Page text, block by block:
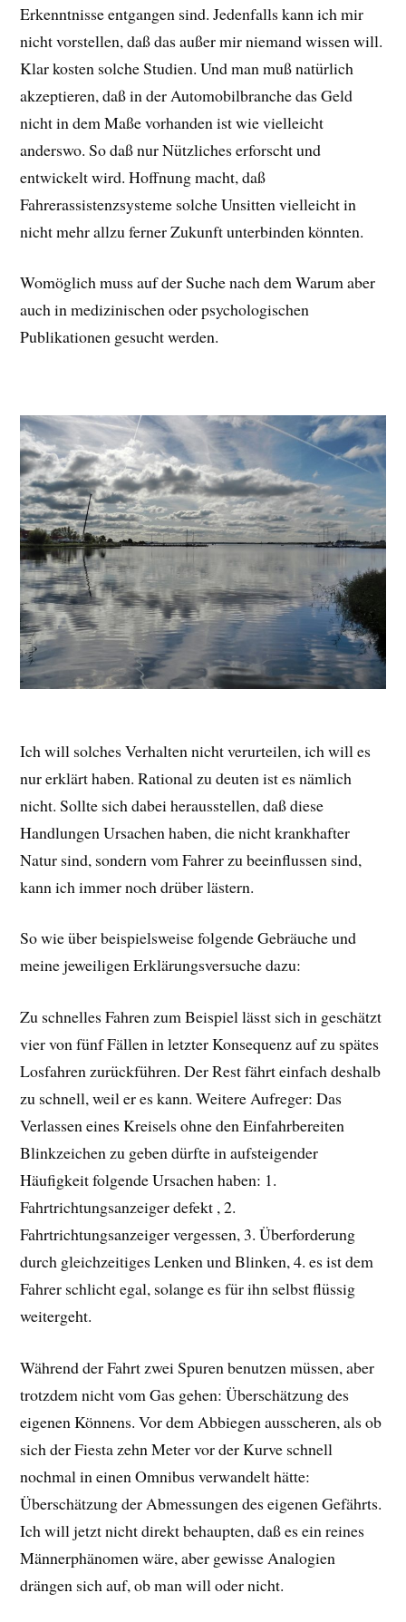
Erkenntnisse entgangen sind. Jedenfalls kann ich mir
nicht vorstellen, daß das außer mir niemand wissen will.
Klar kosten solche Studien. Und man muß natürlich
akzeptieren, daß in der Automobilbranche das Geld
nicht in dem Maße vorhanden ist wie vielleicht
anderswo. So daß nur Nützliches erforscht und
entwickelt wird. Hoffnung macht, daß
Fahrerassistenzsysteme solche Unsitten vielleicht in
nicht mehr allzu ferner Zukunft unterbinden könnten.
Womöglich muss auf der Suche nach dem Warum aber
auch in medizinischen oder psychologischen
Publikationen gesucht werden.
Ich will solches Verhalten nicht verurteilen, ich will es
nur erklärt haben. Rational zu deuten ist es nämlich
nicht. Sollte sich dabei herausstellen, daß diese
Handlungen Ursachen haben, die nicht krankhafter
Natur sind, sondern vom Fahrer zu beeinflussen sind,
kann ich immer noch drüber lästern.
So wie über beispielsweise folgende Gebräuche und
meine jeweiligen Erklärungsversuche dazu:
Zu schnelles Fahren zum Beispiel lässt sich in geschätzt
vier von fünf Fällen in letzter Konsequenz auf zu spätes
Losfahren zurückführen. Der Rest fährt einfach deshalb
zu schnell, weil er es kann. Weitere Aufreger: Das
Verlassen eines Kreisels ohne den Einfahrbereiten
Blinkzeichen zu geben dürfte in aufsteigender
Häufigkeit folgende Ursachen haben: 1.
Fahrtrichtungsanzeiger defekt , 2.
Fahrtrichtungsanzeiger vergessen, 3. Überforderung
durch gleichzeitiges Lenken und Blinken, 4. es ist dem
Fahrer schlicht egal, solange es für ihn selbst flüssig
weitergeht.
Während der Fahrt zwei Spuren benutzen müssen, aber
trotzdem nicht vom Gas gehen: Überschätzung des
eigenen Könnens. Vor dem Abbiegen ausscheren, als ob
sich der Fiesta zehn Meter vor der Kurve schnell
nochmal in einen Omnibus verwandelt hätte:
Überschätzung der Abmessungen des eigenen Gefährts.
Ich will jetzt nicht direkt behaupten, daß es ein reines
Männerphänomen wäre, aber gewisse Analogien
drängen sich auf, ob man will oder nicht.